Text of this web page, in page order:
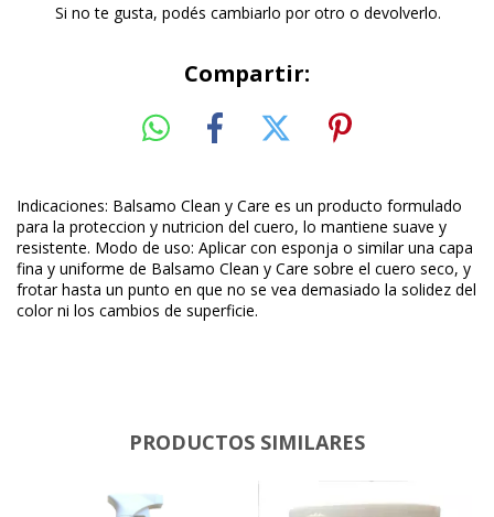
Si no te gusta, podés cambiarlo por otro o devolverlo.
Compartir:
Indicaciones: Balsamo Clean y Care es un producto formulado
para la proteccion y nutricion del cuero, lo mantiene suave y
resistente. Modo de uso: Aplicar con esponja o similar una capa
fina y uniforme de Balsamo Clean y Care sobre el cuero seco, y
frotar hasta un punto en que no se vea demasiado la solidez del
color ni los cambios de superficie.
PRODUCTOS SIMILARES